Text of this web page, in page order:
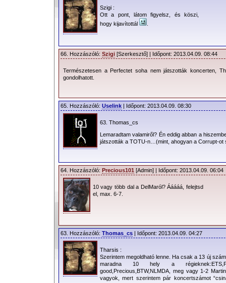
Szigi :
Ott a pont, látom figyelsz, és köszi,
hogy kijavítottál
66. Hozzászóló: Szigi [Szerkesztő] | Időpont: 2013.04.09. 08:44
Természetesen a Perfectet soha nem játszották koncerten,
gondolhatott.
65. Hozzászóló: Uselink | Időpont: 2013.04.09. 08:30
63. Thomas_cs
Lemaradtam valamiről? Én eddig abban a
játszották a TOTU-n…(mint, ahogyan a Corrupt-
64. Hozzászóló: Precious101 [Admin] | Időpont: 2013.04.09. 06:04
10 vagy több dal a DelMaról? Ááááá, felejtsd
el, max. 6-7.
63. Hozzászóló: Thomas_cs | Időpont: 2013.04.09. 04:27
Tharsis :
Szerintem megoldható lenne. Ha csak a 13 új
maradna 10 hely a
good,Precious,BTW,NLMDA, meg vagy 1-2
vagyok, mert szerintem pár koncertszámot